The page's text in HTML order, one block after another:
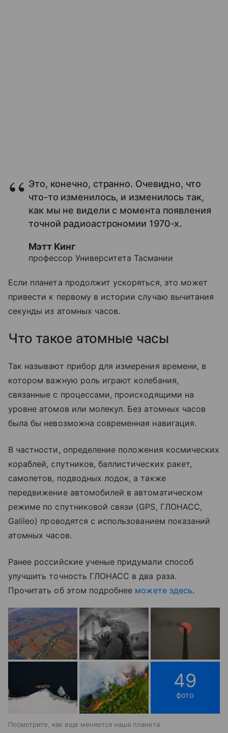
Это, конечно, странно. Очевидно, что
что-то изменилось, и изменилось так,
как мы не видели с момента появления
точной радиоастрономии 1970-х.
Мэтт Кинг
профессор Университета Тасмании
Если планета продолжит ускоряться, это может
привести к первому в истории случаю вычитания
секунды из атомных часов.
Что такое атомные часы
Так называют прибор для измерения времени, в
котором важную роль играют колебания,
связанные с процессами, происходящими на
уровне атомов или молекул. Без атомных часов
была бы невозможна современная навигация.
В частности, определение положения космических
кораблей, спутников, баллистических ракет,
самолетов, подводных лодок, а также
передвижение автомобилей в автоматическом
режиме по спутниковой связи (GPS, ГЛОНАСС,
Galileo) проводятся с использованием показаний
атомных часов.
Ранее российские ученые придумали способ
улучшить точность ГЛОНАСС в два раза.
Прочитать об этом подробнее можете здесь.
49
фото
​Посмотрите, как еще меняется наша планета